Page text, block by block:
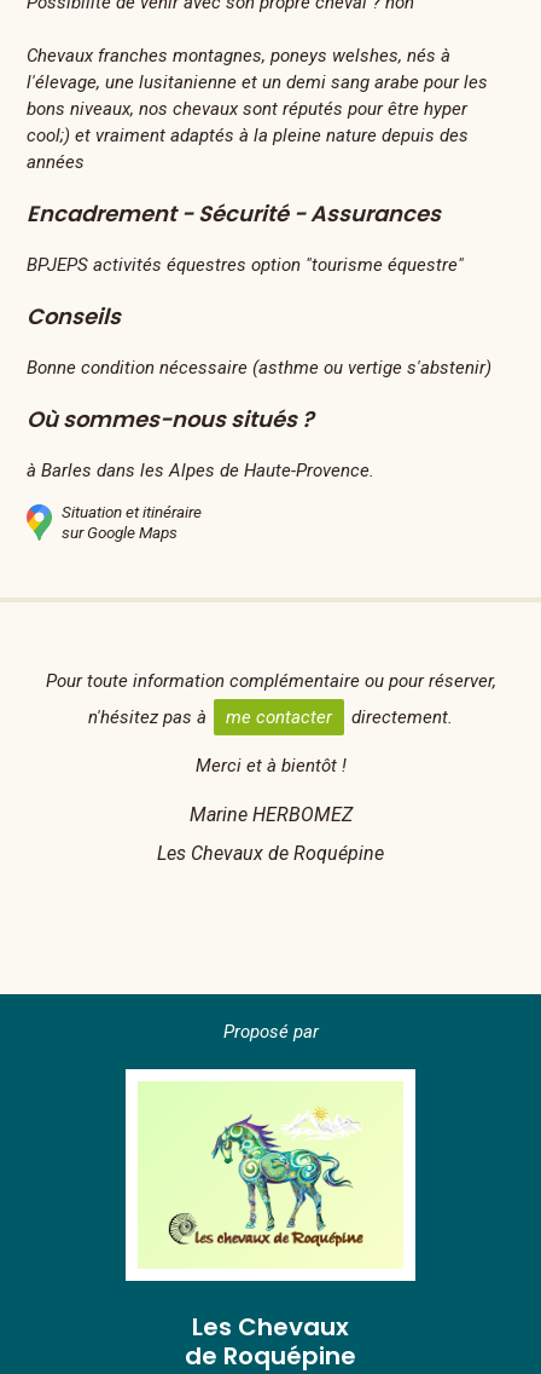
Chevaux franches montagnes, poneys welshes, nés à
l'élevage, une lusitanienne et un demi sang arabe pour les
bons niveaux, nos chevaux sont réputés pour être hyper
cool;) et vraiment adaptés à la pleine nature depuis des
années
Encadrement - Sécurité - Assurances
BPJEPS activités équestres option "tourisme équestre"
Conseils
Bonne condition nécessaire (asthme ou vertige s'abstenir)
Où sommes-nous situés ?
à Barles dans les Alpes de Haute-Provence.
Situation et itinéraire
sur Google Maps
Pour toute information complémentaire ou pour réserver,
n'hésitez pas à
me contacter directement.
Merci et à bientôt !
Marine HERBOMEZ
Les Chevaux de Roquépine
Proposé par
Les Chevaux
de Roquépine